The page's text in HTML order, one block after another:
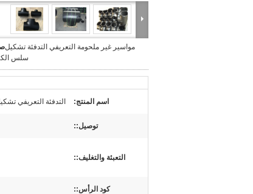
مواسير غير ملحومة التعريفي التدفئة تشكيل
سلس
اسم المنتج: التدفئة التعريفي
توصيل::
التعبئة والتغليف::
كود الرأس::